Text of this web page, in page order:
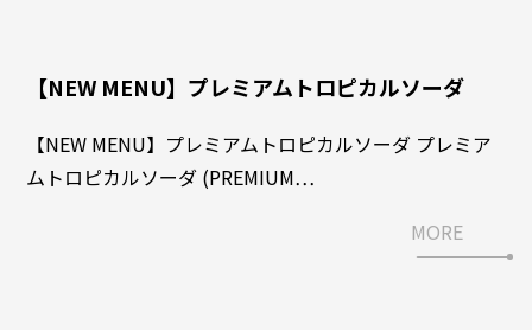
【NEW MENU】プレミアムトロピカルソーダ
【NEW MENU】プレミアムトロピカルソーダ プレミア
ムトロピカルソーダ (PREMIUM…
MORE